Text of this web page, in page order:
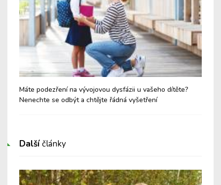
Máte podezření na vývojovou dysfázii u vašeho dítěte?
Nenechte se odbýt a chtějte řádná vyšetření
Dalšíčlánky